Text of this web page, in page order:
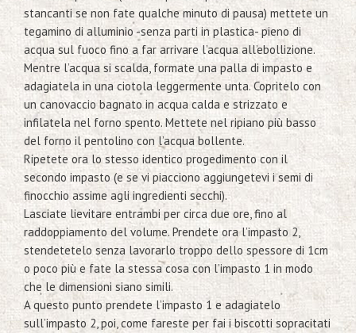
stancanti se non fate qualche minuto di pausa) mettete un
tegamino di alluminio -senza parti in plastica- pieno di
acqua sul fuoco fino a far arrivare l’acqua all’ebollizione.
Mentre l’acqua si scalda, formate una palla di impasto e
adagiatela in una ciotola leggermente unta. Copritelo con
un canovaccio bagnato in acqua calda e strizzato e
infilatela nel forno spento. Mettete nel ripiano più basso
del forno il pentolino con l’acqua bollente.
Ripetete ora lo stesso identico progedimento con il
secondo impasto (e se vi piacciono aggiungetevi i semi di
finocchio assime agli ingredienti secchi).
Lasciate lievitare entrambi per circa due ore, fino al
raddoppiamento del volume. Prendete ora l’impasto 2,
stendetetelo senza lavorarlo troppo dello spessore di 1cm
o poco più e fate la stessa cosa con l’impasto 1 in modo
che le dimensioni siano simili.
A questo punto prendete l’impasto 1 e adagiatelo
sull’impasto 2, poi, come fareste per fai i biscotti sopracitati